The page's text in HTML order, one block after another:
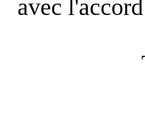
avec